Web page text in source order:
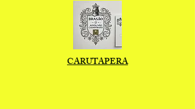
CARUTAPERA